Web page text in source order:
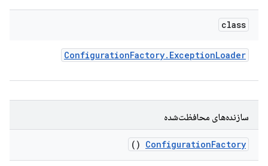
class
ConfigurationFactory. ExceptionLoader
سازنده‌های محافظت‌شده
ConfigurationFactory
()